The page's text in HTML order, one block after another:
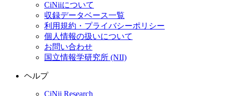
CiNiiについて
収録データベース一覧
利用規約・プライバシーポリシー
個人情報の扱いについて
お問い合わせ
国立情報学研究所 (NII)
ヘルプ
CiNii Research